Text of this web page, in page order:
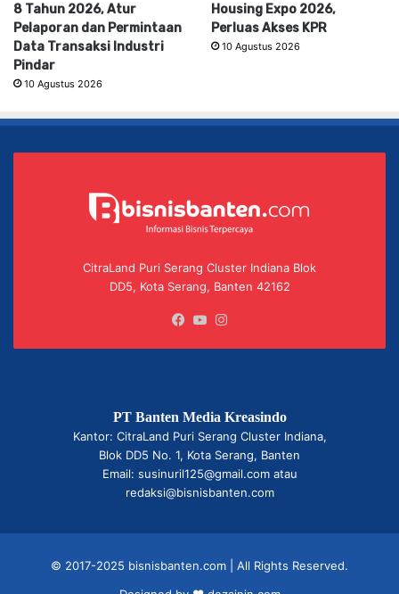
8 Tahun 2026, Atur
Pelaporan dan Permintaan
Data Transaksi Industri
Pindar
10 Agustus 2026
Housing Expo 2026,
Perluas Akses KPR
10 Agustus 2026
CitraLand Puri Serang Cluster Indiana Blok
DD5, Kota Serang, Banten 42162
Facebook
YouTube
PT Banten Media Kreasindo
Kantor: CitraLand Puri Serang Cluster Indiana,
Blok DD5 No. 1, Kota Serang, Banten
Email: susinuril125@gmail.com atau
redaksi@bisnisbanten.com
© 2017-2025 bisnisbanten.com | All Rights Reserved.